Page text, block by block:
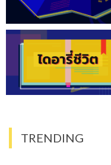
TRENDING